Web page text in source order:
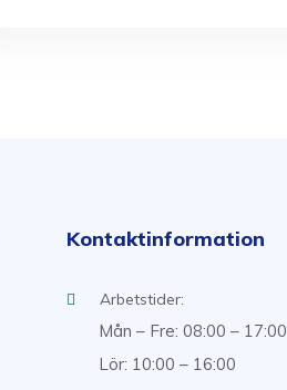
Kontaktinformation
Arbetstider:
Mån – Fre: 08:00 – 17:00
Lör: 10:00 – 16:00